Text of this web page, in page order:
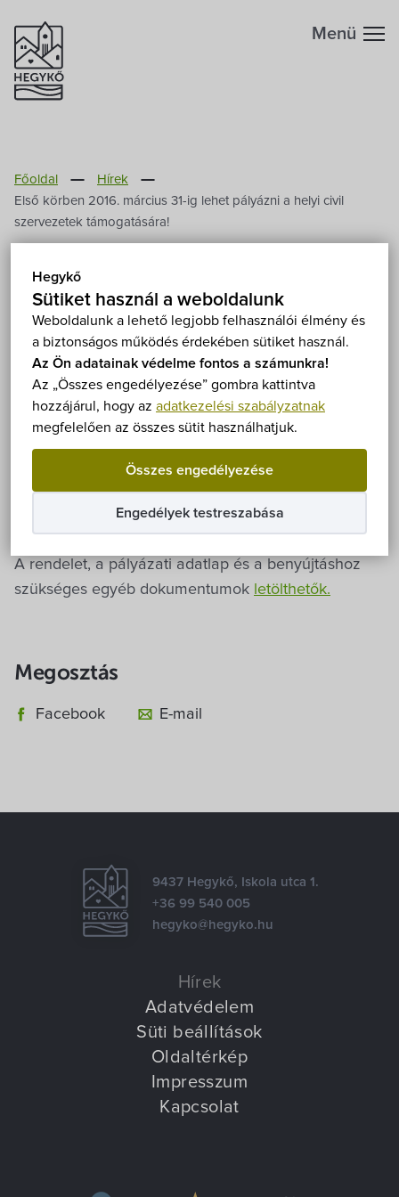
Hegykő
Sütiket használ a weboldalunk
Weboldalunk a lehető legjobb felhasználói élmény és
a biztonságos működés érdekében sütiket használ.
Az Ön adatainak védelme fontos a számunkra!
Az „Összes engedélyezése” gombra kattintva
hozzájárul, hogy az adatkezelési szabályzatnak
megfelelően az összes sütit használhatjuk.
Összes engedélyezése
Engedélyek testreszabása
Megközelítés
Fontos telefonszámok
Földrajzi adottság
Éghajlat
Hegykő történelme
Szabadidő
Éttermek
Programok
Önkormányzat
Hírek
Képviselő-testület
Pályázatok
Menü
Főoldal
Hírek
Első körben 2016. március 31-ig lehet pályázni a helyi civil
szervezetek támogatására!
Első körben 2016. március
31-ig lehet pályázni a helyi
civil szervezetek
támogatására!
2016. Március 1.
Hegykőn működő civil szervezeteknek
(egyesületeknek, alapítványoknak, jogi szervezettel
nem rendelkező csoportoknak).
A rendelet, a pályázati adatlap és a benyújtáshoz
szükséges egyéb dokumentumok letölthetők.
Megosztás
Facebook E-mail
9437 Hegykő, Iskola utca 1.
+36 99 540 005
hegyko@hegyko.hu
Hírek
Adatvédelem
Süti beállítások
Oldaltérkép
Impresszum
Kapcsolat